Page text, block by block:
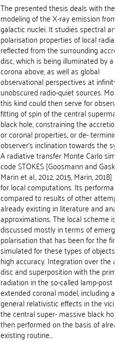
The presented thesis deals with
modeling of the X-ray emission from
galactic nuclei. It studies spectral and
polarisation properties of local
reflected from the surrounding
disc, which is being illuminated by a
corona above, as well as global
observational perspectives at infinity
unobscured radio-quiet sources.
this kind could then serve for
fitting of spin of the central
black hole, constraining the accretion
or coronal properties, or de- termining
observer's inclination towards the
A radiative transfer Monte Carlo
code STOKES [Goosmann and
Marin et al., 2012, 2015, Marin, 2018]
for local computations. Its
compared to results of other
already existing in literature and
approximations. The local scheme is
discussed mostly in terms of
polarisation that has been for the
simulated for these types of objects
high accuracy. Integration over the
disc and superposition with the
radiation in the so-called lamp-post or
extended coronal model, including all
general relativistic effects in the
the central super- massive black
then performed on the basis of
existing routine...